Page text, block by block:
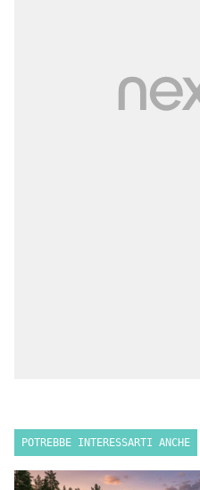
POTREBBE INTERESSARTI ANCHE